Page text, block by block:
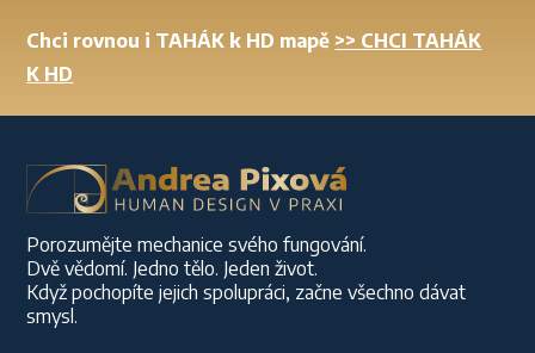
Chci rovnou i TAHÁK k HD mapě >> CHCI TAHÁK
K HD
Porozumějte mechanice svého fungování.
Dvě vědomí. Jedno tělo. Jeden život.
Když pochopíte jejich spolupráci, začne všechno dávat
smysl.